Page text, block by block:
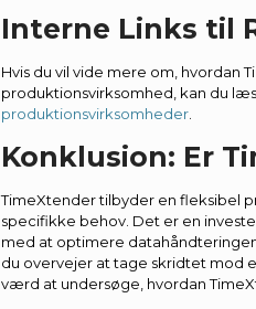
Interne Links til
Hvis du vil vide mere om, hvordan
produktionsvirksomhed, kan du
produktionsvirksomheder
Konklusion: Er
TimeXtender tilbyder en fleksibel
specifikke behov. Det er en
med at optimere
du overvejer at tage skridtet mod
værd at undersøge, hvordan